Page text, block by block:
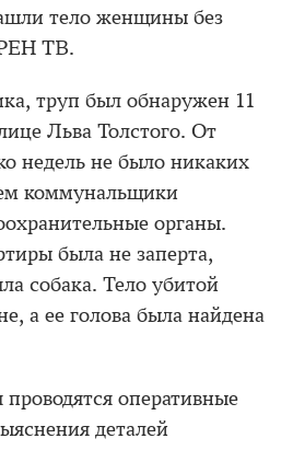
тело женщины без
ТВ.
труп был обнаружен 11
Льва Толстого. От
недель не было никаких
коммунальщики
органы.
была не заперта,
собака. Тело убитой
а ее голова была найдена
оперативные
деталей